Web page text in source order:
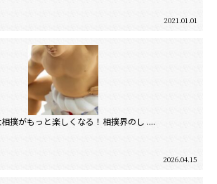
2021.01.01
撲がもっと楽しくなる！相撲界のし ....
2026.04.15